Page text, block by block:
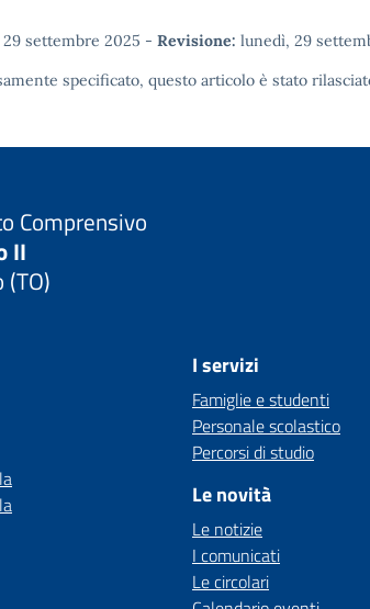
settembre 2025 - Revisione: lunedì, 29
specificato, questo articolo è stato
Comprensivo
II
(TO)
I servizi
Famiglie e studenti
Personale scolastico
Percorsi di studio
Le novità
Le notizie
I comunicati
Le circolari